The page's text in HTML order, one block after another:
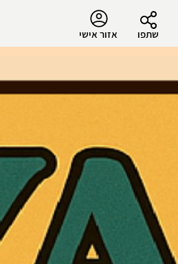
שתפו אזור אישי